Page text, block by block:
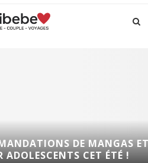
DE MANGAS ET
CET ÉTÉ !